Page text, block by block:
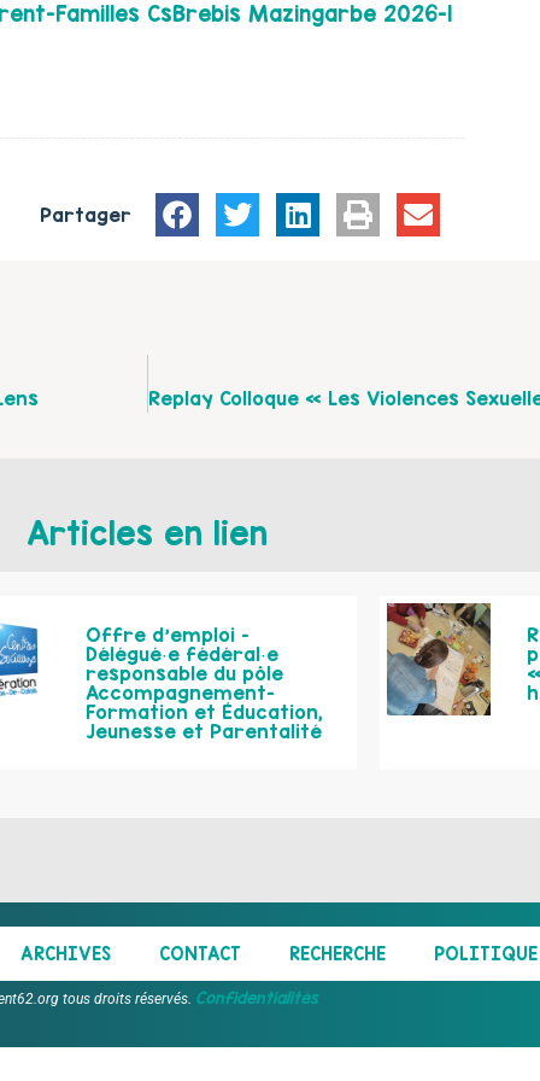
Familles CsBrebis Mazingarbe 2026-1
Partager
Articles en lien
Offre d’emploi –
Délégué·e fédéral·e
responsable du pôle
Accompagnement-
Formation et Éducation,
Jeunesse et Parentalité
ARCHIVES CONTACT RECHERCHE POLITIQUE
tous droits réservés. Confidentialités